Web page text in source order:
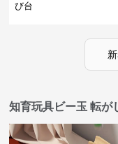
び台
知育玩具ビー玉 転が